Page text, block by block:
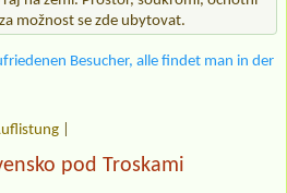
možnost se zde ubytovat.
Besucher, alle findet man in der
pod Troskami